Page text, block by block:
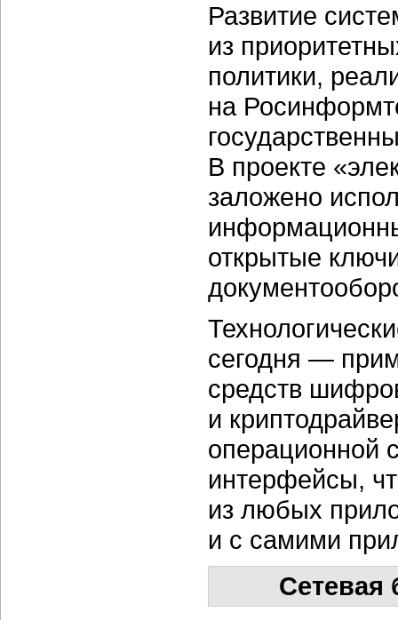
Развитие
из
политики,
на
В проекте
заложено
открытые
сегодня —
средств
и
операционной
интерфейсы,
из любых
и с самими
Сетевая